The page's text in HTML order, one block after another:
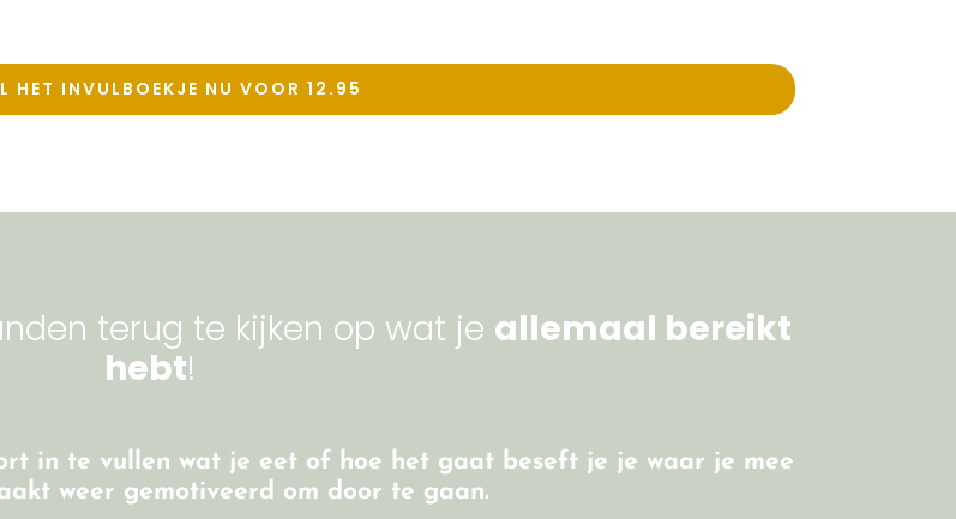
HET INVULBOEKJE NU VOOR 12.95
terug te kijken op wat je allemaal bereikt
hebt!
in te vullen wat je eet of hoe het gaat beseft je je waar je mee
weer gemotiveerd om door te gaan.